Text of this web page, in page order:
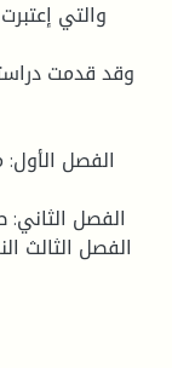
والتي
وقد قدمت
الفصل
الفصل الثاني:
الفصل الثالث